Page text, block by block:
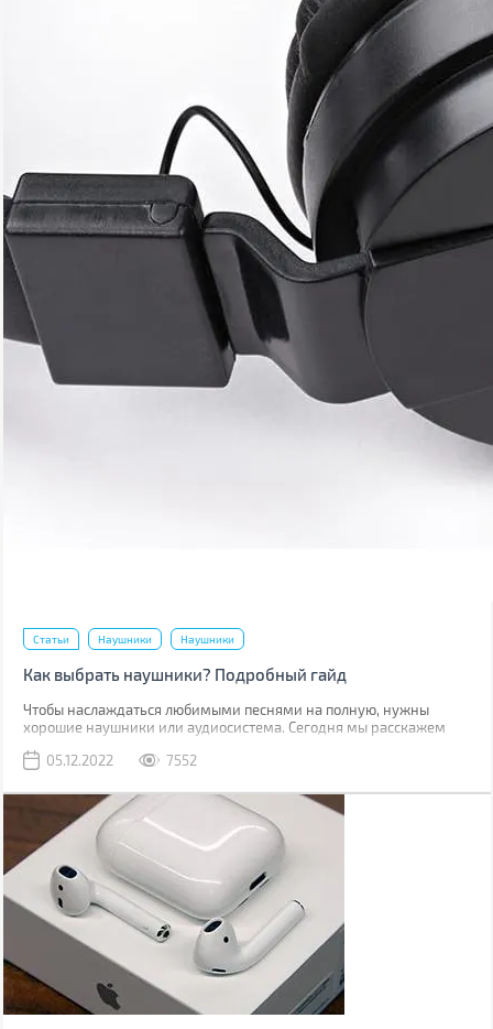
Статьи Наушники Наушники
Как выбрать наушники? Подробный гайд
Чтобы наслаждаться любимыми песнями на полную, нужны
хорошие наушники или аудиосистема. Сегодня мы расскажем
характеристиках и других факторах, которые нужно учесть при
05.12.2022 7552